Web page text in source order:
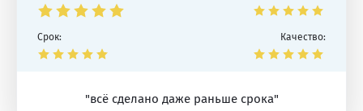
Срок: Качество:
"всё сделано даже раньше срока"